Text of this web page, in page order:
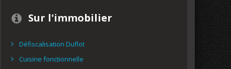
Sur l'immobilier
Défiscalisation Duflot
Cuisine fonctionnelle